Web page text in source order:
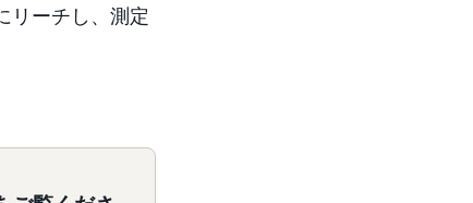
リーチし、測定